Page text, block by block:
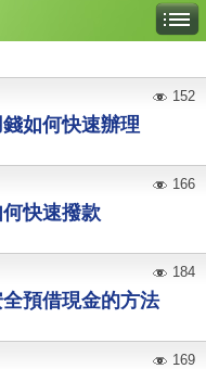
如何快速辦理
152
快速撥款
166
預借現金的方法
184
169